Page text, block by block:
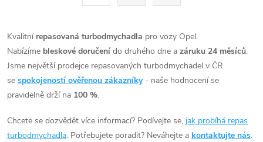
d
a
c
í
p
á
n
k
o
v
á
n
Kvalitní repasovaná turbodmychadla pro vozy Opel.
Nabízíme bleskové doručení do druhého dne a záruku 24 měsíců.
Jsme největší prodejce repasovaných turbodmychadel v ČR
se spokojeností ověřenou zákazníky - naše hodnocení se
pravidelně drží na 100 %.
Chcete se dozvědět více informací? Podívejte se, jak probíhá repas
turbodmychadla. Potřebujete poradit? Neváhejte a kontaktujte nás.